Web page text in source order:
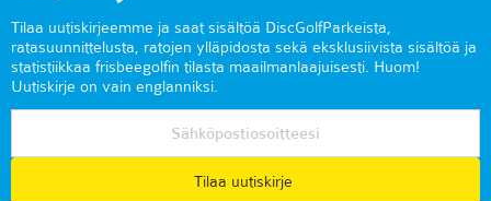
Tilaa uutiskirjeemme ja saat sisältöä DiscGolfParkeista,
ratasuunnittelusta, ratojen ylläpidosta sekä eksklusiivista sisältöä ja
statistiikkaa frisbeegolfin tilasta maailmanlaajuisesti. Huom!
Uutiskirje on vain englanniksi.
Tilaa uutiskirje